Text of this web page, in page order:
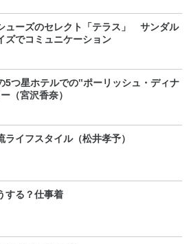
ューズのセレクト「テラス」 サンダル
ズでコミュニケーション
5つ星ホテルでの‟ポーリッシュ・ディナ
（宮沢香奈）
ライフスタイル（松井孝予）
する？仕事着